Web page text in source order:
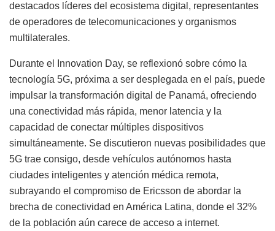
destacados líderes del ecosistema digital, representantes
de operadores de telecomunicaciones y organismos
multilaterales.
Durante el Innovation Day, se reflexionó sobre cómo la
tecnología 5G, próxima a ser desplegada en el país, puede
impulsar la transformación digital de Panamá, ofreciendo
una conectividad más rápida, menor latencia y la
capacidad de conectar múltiples dispositivos
simultáneamente. Se discutieron nuevas posibilidades que
5G trae consigo, desde vehículos autónomos hasta
ciudades inteligentes y atención médica remota,
subrayando el compromiso de Ericsson de abordar la
brecha de conectividad en América Latina, donde el 32%
de la población aún carece de acceso a internet.